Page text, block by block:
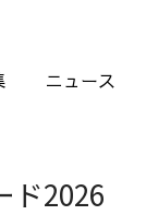
ニュース
ド2026